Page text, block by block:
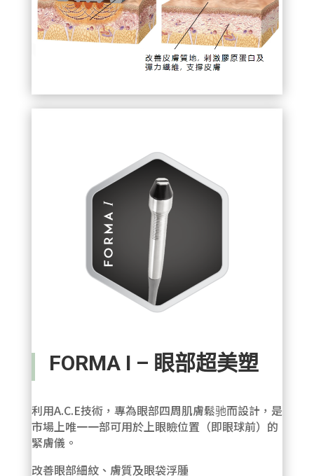
FORMA I – 眼部超美塑
利用A.C.E技術，專為眼部四周肌膚鬆驰而設計，是
市場上唯一一部可用於上眼瞼位置（即眼球前）的
緊膚儀。
改善眼部細紋、膚質及眼袋浮腫